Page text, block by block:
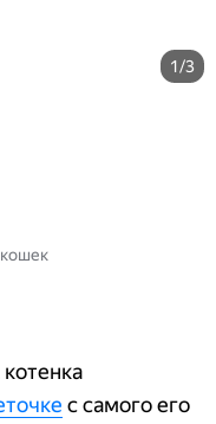
1/3
с самого его